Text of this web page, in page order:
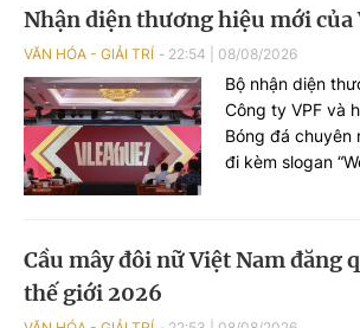
Nhận diện thương hiệu mới của
VĂN HÓA - GIẢI TRÍ 22:54 08/08/2026
Bộ nhận diện
Công ty VPF và
Bóng đá chuyên
đi kèm slogan
Cầu mây đôi nữ Việt Nam đăng
thế giới 2026